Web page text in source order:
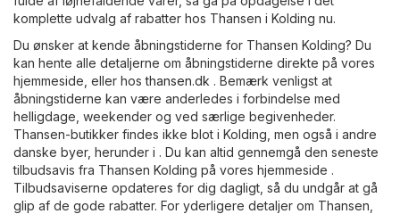
komplette udvalg af rabatter hos Thansen i Kolding nu.
Du ønsker at kende åbningstiderne for Thansen Kolding? Du
kan hente alle detaljerne om åbningstiderne direkte på vores
hjemmeside, eller hosthansen.dk . Bemærk venligst at
åbningstiderne kan være anderledes i forbindelse med
helligdage, weekender og ved særlige begivenheder.
Thansen-butikker findes ikke blot i Kolding, men også i andre
danske byer, herunder i . Du kan altid gennemgå den seneste
tilbudsavis fra Thansen Kolding på vores hjemmeside .
Tilbudsaviserne opdateres for dig dagligt, så du undgår at gå
glip af de gode rabatter. For yderligere detaljer om Thansen,